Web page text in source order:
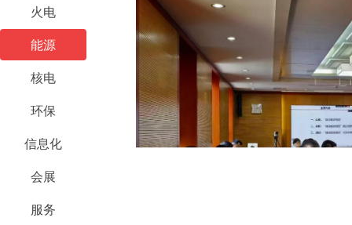
火电
能源
核电
环保
信息化
会展
服务